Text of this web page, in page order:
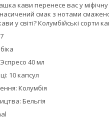
кави перенесе вас у
насичений смак з нотами
у світі? Колумбійські сорти
40 мл
10 капсул
Колумбія
Бельгія